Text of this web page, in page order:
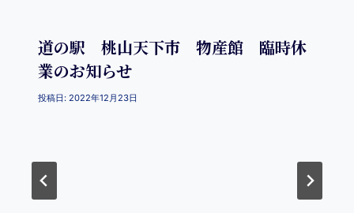
道の駅 桃山天下市 物産館 臨時休
業のお知らせ
投稿日: 2022年12月23日